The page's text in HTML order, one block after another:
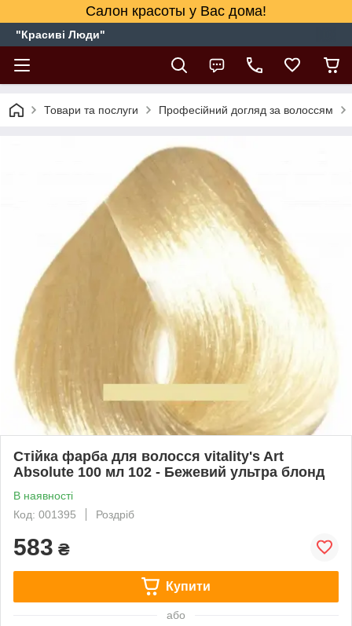
Салон красоты у Вас дома!
"Красиві Люди"
Товари та послуги Професійний догляд за волоссям
Стійка фарба для волосся vitality's Art
Absolute 100 мл 102 - Бежевий ультра блонд
В наявності
Код: 001395
Роздріб
583 ₴
Купити
або